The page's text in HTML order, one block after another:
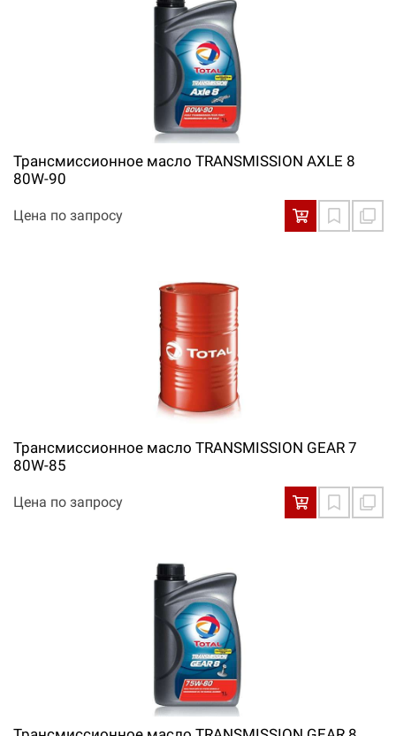
Трансмиссионное масло TRANSMISSION AXLE 8
80W-90
Цена по запросу
Трансмиссионное масло TRANSMISSION GEAR 7
80W-85
Цена по запросу